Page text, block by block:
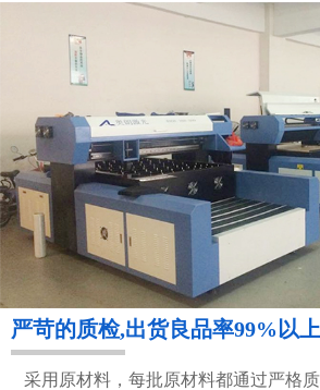
严苛的质检,出货良品率99%以上
采用原材料，每批原材料都通过严格